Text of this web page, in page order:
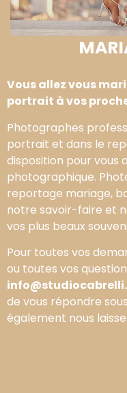
Vous allez vous
portrait à vos
Photographes
portrait et dans le
disposition pour
photographique.
reportage mariage,
notre savoir-faire et
vos plus beaux
Pour toutes vos
ou toutes vos
de vous répondre
également nous